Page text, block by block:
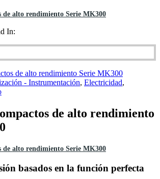
de alto rendimiento Serie MK300
In:
- Instrumentación, Electricidad,
de alto rendimiento
de alto rendimiento Serie MK300
basados en la función perfecta